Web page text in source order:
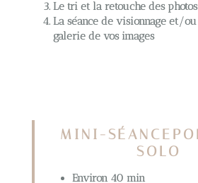
Le tri et la retouche des photos
La séance de visionnage et/
galerie de vos images
MINI-
SOLO
Environ 40 min